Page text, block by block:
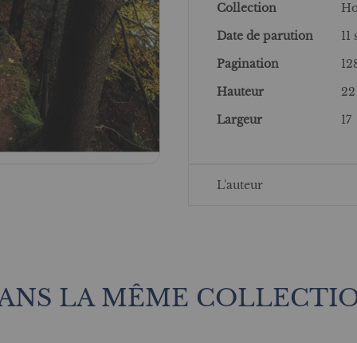
Collection
Date de parution
Pagination
Hauteur
22
Largeur
17
L'auteur
LA MÊME